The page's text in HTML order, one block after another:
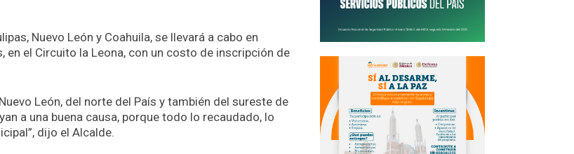
Nuevo León y Coahuila, se llevará a cabo en
el Circuito la Leona, con un costo de inscripción de
León, del norte del País y también del sureste de
a una buena causa, porque todo lo recaudado, lo
dijo el Alcalde.